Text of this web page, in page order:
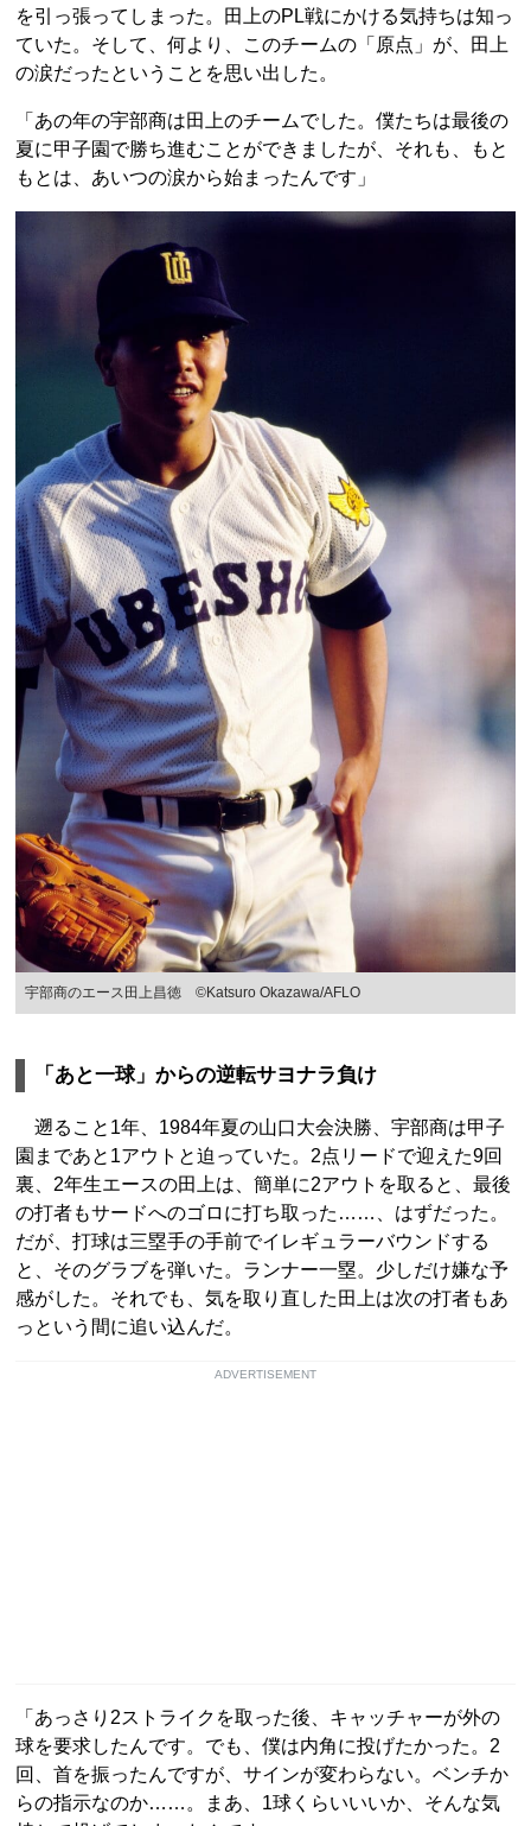
を引っ張ってしまった。田上のPL戦にかける気持ちは知っ
ていた。そして、何より、このチームの「原点」が、田上
の涙だったということを思い出した。
「あの年の宇部商は田上のチームでした。僕たちは最後の
夏に甲子園で勝ち進むことができましたが、それも、もと
もとは、あいつの涙から始まったんです」
宇部商のエース田上昌徳 ©︎Katsuro Okazawa/AFLO
「あと一球」からの逆転サヨナラ負け
遡ること1年、1984年夏の山口大会決勝、宇部商は甲子
園まであと1アウトと迫っていた。2点リードで迎えた9回
裏、2年生エースの田上は、簡単に2アウトを取ると、最後
の打者もサードへのゴロに打ち取った……、はずだった。
だが、打球は三塁手の手前でイレギュラーバウンドする
と、そのグラブを弾いた。ランナー一塁。少しだけ嫌な予
感がした。それでも、気を取り直した田上は次の打者もあ
っという間に追い込んだ。
ADVERTISEMENT
「あっさり2ストライクを取った後、キャッチャーが外の
球を要求したんです。でも、僕は内角に投げたかった。2
回、首を振ったんですが、サインが変わらない。ベンチか
らの指示なのか……。まあ、1球くらいいいか、そんな気